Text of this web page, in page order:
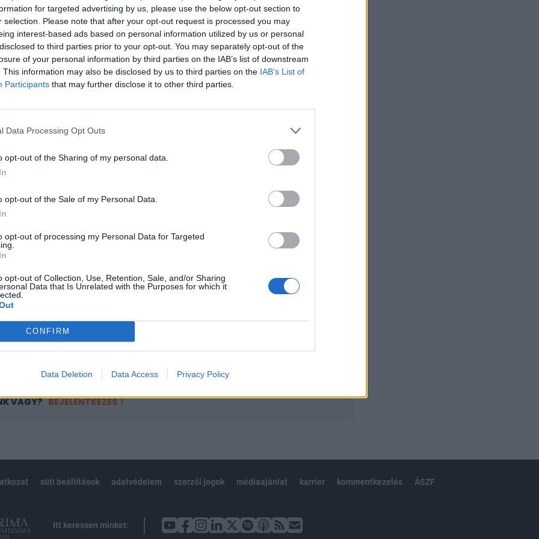
for targeted advertising by us, please use the below opt-out section to
selection. Please note that after your opt-out request is processed you may
interest-based ads based on personal information utilized by us or personal
to third parties prior to your opt-out. You may separately opt-out of the
of your personal information by third parties on the IAB’s list of downstream
This information may also be disclosed by us to third parties on the IAB’s List of
Participants that may further disclose it to other third parties.
Data Processing Opt Outs
opt-out of the Sharing of my personal data.
opt-out of the Sale of my Personal Data.
opt-out of processing my Personal Data for Targeted
opt-out of Collection, Use, Retention, Sale, and/or Sharing
Data that Is Unrelated with the Purposes for which it
CONFIRM
Data Deletion Data Access Privacy Policy
állítani a venezuelai gazdaságot, mely évek óta szenved, mostanra a
került. Az országban szinte teljesen leállt a termelés, az
gyógyszerekből hiány van, a gazdaság gyakorlatilag lerobbant.
zajlik, az gazdasági szempontból már rosszabb, mint a spanyol
- írta nemrég a Washington Post. Megbízható adatokat nehéz kapni az ország
portfolio.hu hírarchívumához tartozik, melynek olvasása előfizetéses
tartalmazza:
cikkarchívum
elmúlt 2 év napon belüli
VAGY? BEJELENTKEZÉS
süti beállítások adatvédelem szerzői jogok médiaajánlat karrier kommentkezelés ÁSZF
Itt keressen minket: